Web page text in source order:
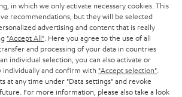
in which we only activate necessary cookies. This
recommendations, but they will be selected
advertising and content that is really
"Accept All" . Here you agree to the use of all
and processing of your data in countries
individual selection, you can also activate or
individually and confirm with "Accept selection"
at any time under "Data settings" and revoke
For more information, please also take a look